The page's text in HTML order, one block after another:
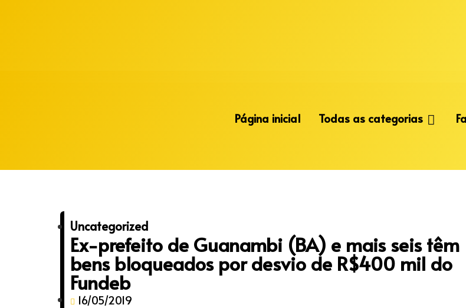
Página inicial Todas as categorias
Uncategorized
Ex-prefeito de Guanambi (BA) e mais seis têm
bens bloqueados por desvio de R$400 mil do
Fundeb
16/05/2019